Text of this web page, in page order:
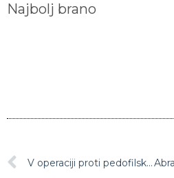
Najbolj brano
V operaciji proti pedofilski spletni strani rešili 50 otrok